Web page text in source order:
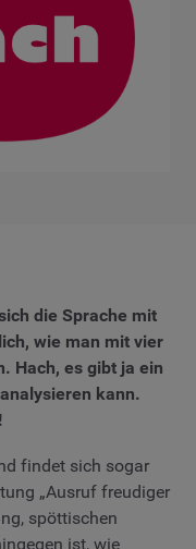
die Sprache mit
wie man mit vier
Hach, es gibt ja ein
kann.
findet sich sogar
„Ausruf freudiger
spöttischen
ist, wie